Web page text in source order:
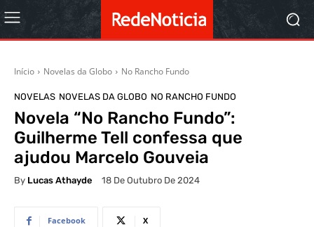
Início Novelas da Globo No Rancho Fundo
NOVELAS NOVELAS DA GLOBO NO RANCHO FUNDO
Novela “No Rancho Fundo”:
Guilherme Tell confessa que
ajudou Marcelo Gouveia
By Lucas Athayde 18 De Outubro De 2024
Facebook X